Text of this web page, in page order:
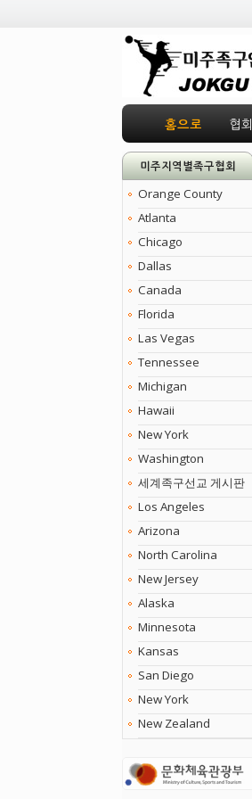
홈으로 협
미주지역별족구협회
Orange County
Atlanta
Chicago
Dallas
Canada
Florida
Las Vegas
Tennessee
Michigan
Hawaii
New York
Washington
세계족구선교 게시판
Los Angeles
Arizona
North Carolina
New Jersey
Alaska
Minnesota
Kansas
San Diego
New York
New Zealand